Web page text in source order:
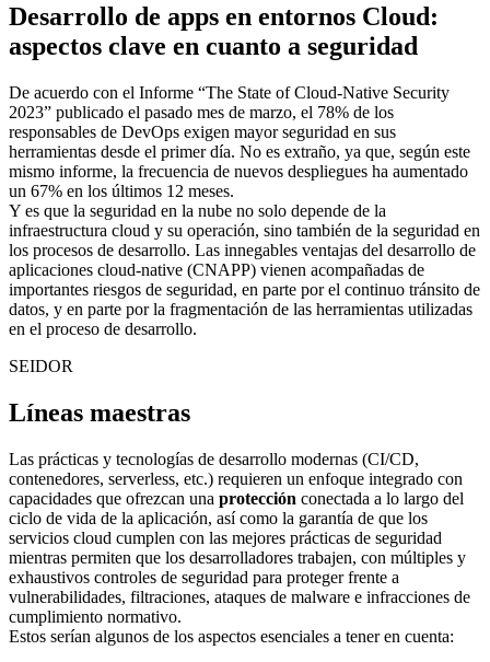
Desarrollo de apps en entornos Cloud:
aspectos clave en cuanto a seguridad
De acuerdo con el Informe “The State of Cloud-Native Security
2023” publicado el pasado mes de marzo, el 78% de los
responsables de DevOps exigen mayor seguridad en sus
herramientas desde el primer día. No es extraño, ya que, según este
mismo informe, la frecuencia de nuevos despliegues ha aumentado
un 67% en los últimos 12 meses.
Y es que la seguridad en la nube no solo depende de la
infraestructura cloud y su operación, sino también de la seguridad en
los procesos de desarrollo. Las innegables ventajas del desarrollo de
aplicaciones cloud-native (CNAPP) vienen acompañadas de
importantes riesgos de seguridad, en parte por el continuo tránsito de
datos, y en parte por la fragmentación de las herramientas utilizadas
en el proceso de desarrollo.
SEIDOR
Líneas maestras
Las prácticas y tecnologías de desarrollo modernas (CI/CD,
contenedores, serverless, etc.) requieren un enfoque integrado con
capacidades que ofrezcan una protección conectada a lo largo del
ciclo de vida de la aplicación, así como la garantía de que los
servicios cloud cumplen con las mejores prácticas de seguridad
mientras permiten que los desarrolladores trabajen, con múltiples y
exhaustivos controles de seguridad para proteger frente a
vulnerabilidades, filtraciones, ataques de malware e infracciones de
cumplimiento normativo.
Estos serían algunos de los aspectos esenciales a tener en cuenta: